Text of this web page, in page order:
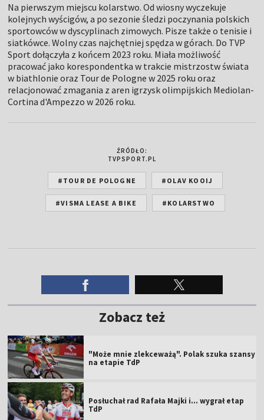
Na pierwszym miejscu kolarstwo. Od wiosny wyczekuje
kolejnych wyścigów, a po sezonie śledzi poczynania polskich
sportowców w dyscyplinach zimowych. Pisze także o tenisie i
siatkówce. Wolny czas najchętniej spędza w górach. Do TVP
Sport dołączyła z końcem 2023 roku. Miała możliwość
pracować jako korespondentka w trakcie mistrzostw świata
w biathlonie oraz Tour de Pologne w 2025 roku oraz
relacjonować zmagania z aren igrzysk olimpijskich Mediolan-
Cortina d'Ampezzo w 2026 roku.
ŹRÓDŁO:
TVPSPORT.PL
#TOUR DE POLOGNE #OLAV KOOIJ
#VISMA LEASE A BIKE #KOLARSTWO
Zobacz też
"Może mnie zlekceważą". Polak szuka szansy
na etapie TdP
Posłuchał rad Rafała Majki i... wygrał etap
TdP